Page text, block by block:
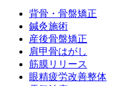
背骨・骨盤矯正
鍼灸施術
産後骨盤矯正
肩甲骨はがし
筋膜リリース
眼精疲労改善整体